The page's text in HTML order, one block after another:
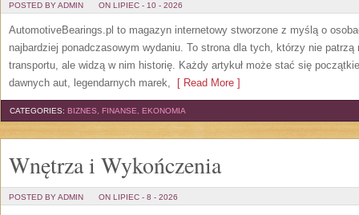
POSTED BY ADMIN ON LIPIEC - 10 - 2026
AutomotiveBearings.pl to magazyn internetowy stworzone z myślą o
najbardziej ponadczasowym wydaniu. To strona dla tych, którzy nie patrzą
transportu, ale widzą w nim historię. Każdy artykuł może stać się
dawnych aut, legendarnych marek, [ Read More ]
CATEGORIES: BIZNES, FINANSE, EKONOMIA
Wnętrza i Wykończenia
POSTED BY ADMIN ON LIPIEC - 8 - 2026